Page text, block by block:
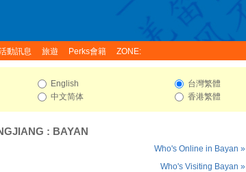
動訊息 旅遊 Perks會籍 ZONE:
English
中文简体
台灣繁體
香港繁體
: BAYAN
Who's Online in Bayan »
Who's Visiting Bayan »